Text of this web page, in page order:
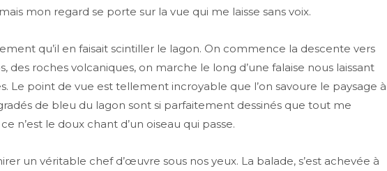
mon regard se porte sur la vue qui me laisse sans voix.
qu’il en faisait scintiller le lagon. On commence la descente vers
des roches volcaniques, on marche le long d’une falaise nous laissant
Le point de vue est tellement incroyable que l’on savoure le paysage à
de bleu du lagon sont si parfaitement dessinés que tout me
n’est le doux chant d’un oiseau qui passe.
un véritable chef d’œuvre sous nos yeux. La balade, s’est achevée à